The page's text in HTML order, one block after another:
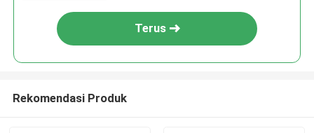
Terus
Rekomendasi Produk